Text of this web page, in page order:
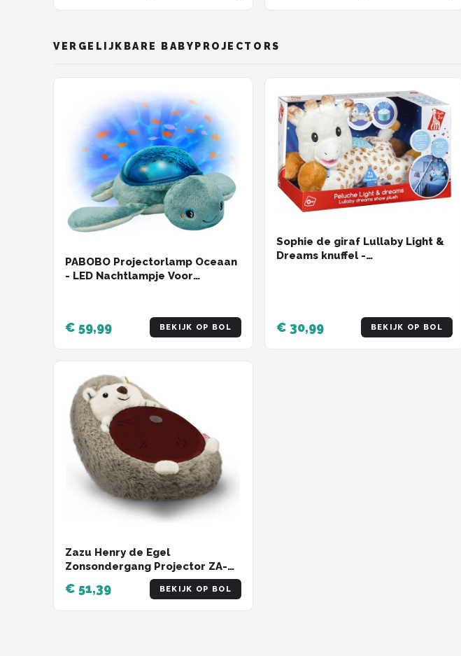
voor Baby's Jongens & Meisjes
VERGELIJKBARE BABYPROJECTORS
PABOBO Projectorlamp Oceaan
- LED Nachtlampje Voor
€ 59,99 BEKIJK OP BOL
Sophie de giraf Lullaby Light &
Dreams knuffel -
Inclusief batterijen - 32x17x20
€ 30,99 BEKIJK OP BOL
Zazu Henry de Egel
Zonsondergang Projector ZA-
€ 51,39 BEKIJK OP BOL